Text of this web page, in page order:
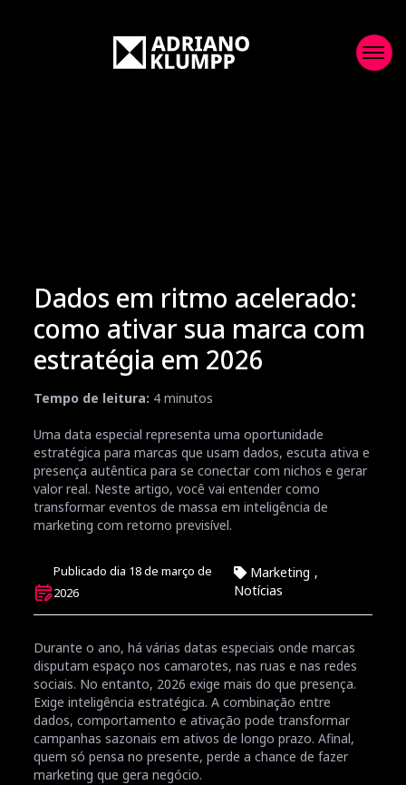
Dados em ritmo acelerado:
como ativar sua marca com
estratégia em 2026
Tempo de leitura: 4 minutos
Uma data especial representa uma oportunidade
estratégica para marcas que usam dados, escuta ativa e
presença autêntica para se conectar com nichos e gerar
valor real. Neste artigo, você vai entender como
transformar eventos de massa em inteligência de
marketing com retorno previsível.
Publicado dia 18 de março de
2026
Marketing ,
Notícias
Durante o ano, há várias datas especiais onde marcas
disputam espaço nos camarotes, nas ruas e nas redes
sociais. No entanto, 2026 exige mais do que presença.
Exige inteligência estratégica. A combinação entre
dados, comportamento e ativação pode transformar
campanhas sazonais em ativos de longo prazo. Afinal,
quem só pensa no presente, perde a chance de fazer
marketing que gera negócio.